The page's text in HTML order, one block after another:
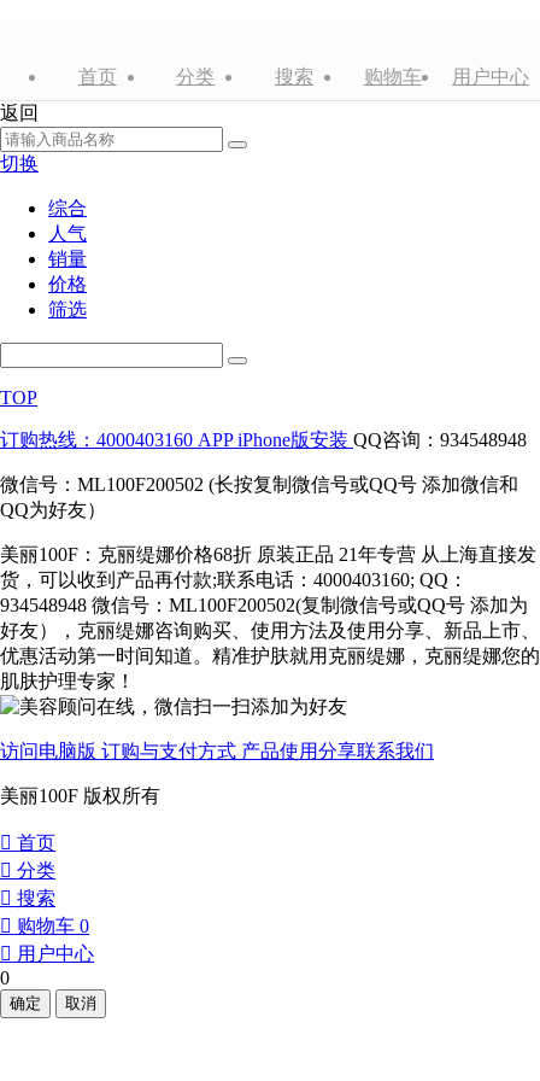
首页 分类 搜索 购物车
用户中心
返回
切换
综合
人气
销量
价格
筛选
TOP
订购热线：4000403160 APP iPhone版安装 QQ咨询：934548948
微信号：ML100F200502 (长按复制微信号或QQ号 添加微信和
QQ为好友）
美丽100F：克丽缇娜价格68折 原装正品 21年专营 从上海直接发
货，可以收到产品再付款;联系电话：4000403160; QQ：
934548948 微信号：ML100F200502(复制微信号或QQ号 添加为
好友），克丽缇娜咨询购买、使用方法及使用分享、新品上市、
优惠活动第一时间知道。精准护肤就用克丽缇娜，克丽缇娜您的
肌肤护理专家！
访问电脑版 订购与支付方式 产品使用分享联系我们
美丽100F 版权所有
󰀁 首页
󰀂 分类
󰀃 搜索
󰀄 购物车 0
󰀅 用户中心
0
确定 取消